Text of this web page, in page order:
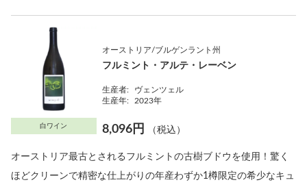
白ワイン
オーストリア/ブルゲンラント州
フルミント・アルテ・レーベン
生産者:
ヴェンツェル
生産年:
2023年
8,096円 （税込）
オーストリア最古とされるフルミントの古樹ブドウを使用！驚く
ほどクリーンで精密な仕上がりの年産わずか1樽限定の希少なキュ